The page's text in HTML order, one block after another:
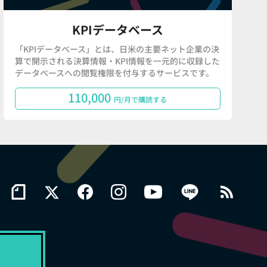
KPIデータベース
「KPIデータベース」とは、日米の主要ネット企業の決
算で開示される決算情報・KPI情報を一元的に収録した
データベースへの閲覧権限を付与するサービスです。
110,000 円/月で購読する